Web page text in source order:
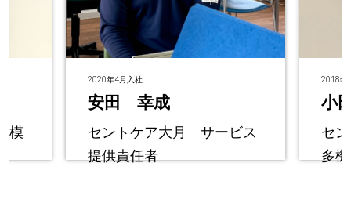
模
2020年4月入社
安田 幸成
セントケア大月 サービス
提供責任者
2018年
小
セ
多